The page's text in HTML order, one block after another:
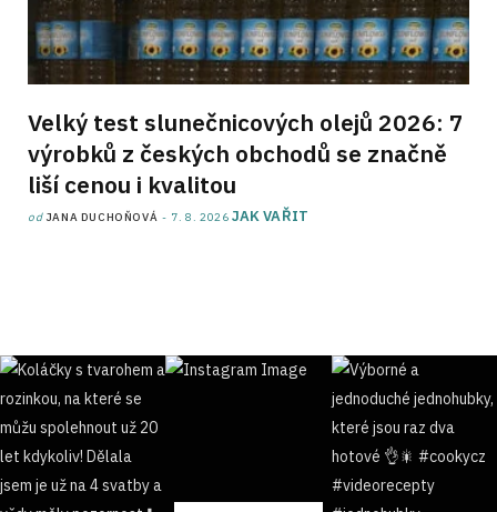
Velký test slunečnicových olejů 2026: 7
výrobků z českých obchodů se značně
liší cenou i kvalitou
od JANA DUCHOŇOVÁ 7. 8. 2026 JAK VAŘIT